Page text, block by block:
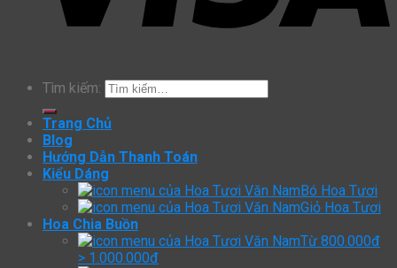
Tìm kiếm:
Trang Chủ
Blog
Hướng Dẫn Thanh Toán
Kiểu Dáng
Bó Hoa Tươi
Giỏ Hoa Tươi
Hoa Chia Buồn
Từ 800.000đ
> 1.000.000đ